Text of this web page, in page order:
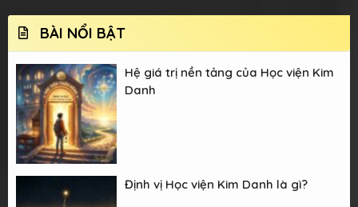
BÀI NỔI BẬT
Hệ giá trị nền tảng của Học viện Kim
Danh
Định vị Học viện Kim Danh là gì?